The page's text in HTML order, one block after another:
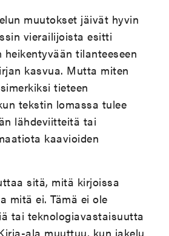
muutokset jäivät hyvin
vierailijoista esitti
tilanteeseen
kasvua. Mutta miten
tieteen
tekstin lomassa tulee
lähdeviitteitä tai
kaavioiden
sitä, mitä kirjoissa
mitä ei. Tämä ei ole
tai teknologiavastaisuutta
ala muuttuu, kun jakelu